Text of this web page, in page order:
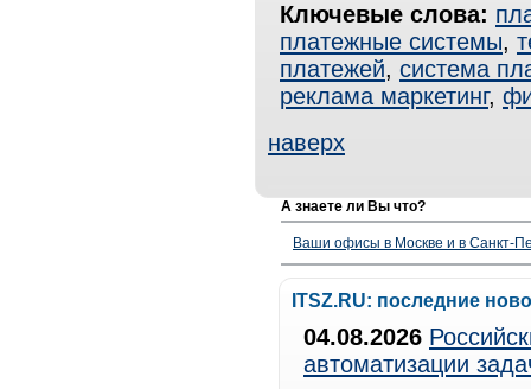
Ключевые слова:
платежные системы,
платежей, система
реклама маркетинг,
наверх
А знаете ли Вы что?
Ваши офисы в Москве и в Санкт-
ITSZ.RU: последние
04.08.2026
автоматизации